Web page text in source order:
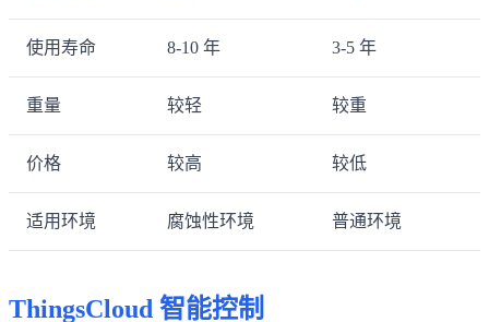
使用寿命 8-10 年 3-5 年
重量 较轻 较重
价格 较高 较低
适用环境 腐蚀性环境 普通环境
ThingsCloud 智能控制